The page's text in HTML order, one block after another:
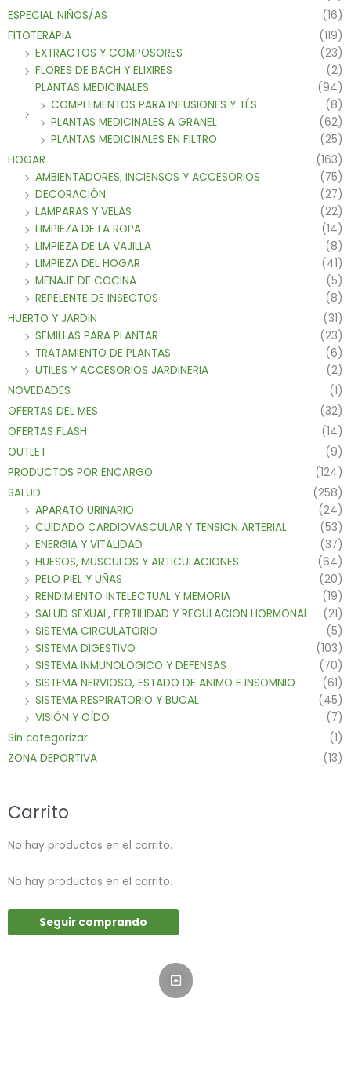
ESPECIAL NIÑOS/AS
(16)
FITOTERAPIA
(119)
EXTRACTOS Y COMPOSORES
(23)
FLORES DE BACH Y ELIXIRES
(2)
PLANTAS MEDICINALES
(94)
COMPLEMENTOS PARA INFUSIONES Y TÉS
(8)
PLANTAS MEDICINALES A GRANEL
(62)
PLANTAS MEDICINALES EN FILTRO
(25)
HOGAR
(163)
AMBIENTADORES, INCIENSOS Y ACCESORIOS
(75)
DECORACIÓN
(27)
LAMPARAS Y VELAS
(22)
LIMPIEZA DE LA ROPA
(14)
LIMPIEZA DE LA VAJILLA
(8)
LIMPIEZA DEL HOGAR
(41)
MENAJE DE COCINA
(5)
REPELENTE DE INSECTOS
(8)
HUERTO Y JARDIN
(31)
SEMILLAS PARA PLANTAR
(23)
TRATAMIENTO DE PLANTAS
(6)
UTILES Y ACCESORIOS JARDINERIA
(2)
NOVEDADES
(1)
OFERTAS DEL MES
(32)
OFERTAS FLASH
(14)
OUTLET
(9)
PRODUCTOS POR ENCARGO
(124)
SALUD
(258)
APARATO URINARIO
(24)
CUIDADO CARDIOVASCULAR Y TENSION ARTERIAL
(53)
ENERGIA Y VITALIDAD
(37)
HUESOS, MUSCULOS Y ARTICULACIONES
(64)
PELO PIEL Y UÑAS
(20)
RENDIMIENTO INTELECTUAL Y MEMORIA
(19)
SALUD SEXUAL, FERTILIDAD Y REGULACION HORMONAL
(21)
SISTEMA CIRCULATORIO
(5)
SISTEMA DIGESTIVO
(103)
SISTEMA INMUNOLOGICO Y DEFENSAS
(70)
SISTEMA NERVIOSO, ESTADO DE ANIMO E INSOMNIO
(61)
SISTEMA RESPIRATORIO Y BUCAL
(45)
VISIÓN Y OÍDO
(7)
Sin categorizar
(1)
ZONA DEPORTIVA
(13)
Carrito
No hay productos en el carrito.
No hay productos en el carrito.
Seguir comprando